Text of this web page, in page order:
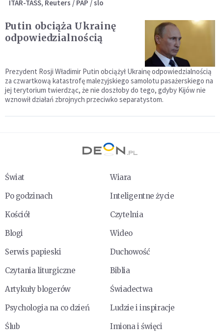
ITAR-TASS, Reuters / PAP / slo
Putin obciąża Ukrainę
odpowiedzialnością
Prezydent Rosji Władimir Putin obciążył Ukrainę odpowiedzialnością
za czwartkową katastrofę malezyjskiego samolotu pasażerskiego na
jej terytorium twierdząc, że nie doszłoby do tego, gdyby Kijów nie
wznowił działań zbrojnych przeciwko separatystom.
Świat
Wiara
Po godzinach
Inteligentne życie
Kościół
Czytelnia
Blogi
Wideo
Serwis papieski
Duchowość
Czytania liturgiczne
Biblia
Artykuły blogerów
Świadectwa
Psychologia na co dzień
Ludzie i inspiracje
Ślub
Imiona i święci